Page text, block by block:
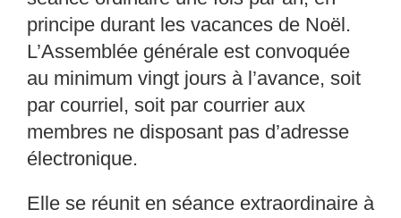
principe durant les vacances de Noël.
L’Assemblée générale est convoquée
au minimum vingt jours à l’avance, soit
par courriel, soit par courrier aux
membres ne disposant pas d’adresse
électronique.
Elle se réunit en séance extraordinaire à